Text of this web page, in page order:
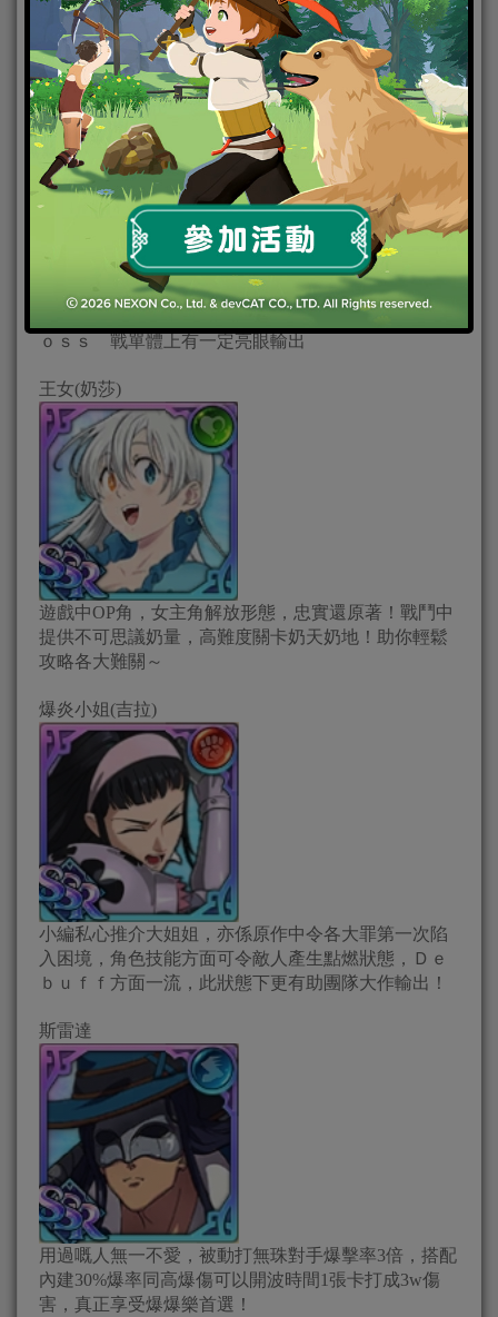
周回推圖全體攻擊，技能亦可以封殺對手使用技能，
ＰＶＰ 同 ＰＶＥ萬用角色
綠團長
大大力Full Counter！七罪團長！主角威能！在日後Ｂ
ｏｓｓ 戰單體上有一定亮眼輸出
王女(奶莎)
遊戲中OP角，女主角解放形態，忠實還原著！戰鬥中
提供不可思議奶量，高難度關卡奶天奶地！助你輕鬆
攻略各大難關～
爆炎小姐(吉拉)
小編私心推介大姐姐，亦係原作中令各大罪第一次陷
入困境，角色技能方面可令敵人產生點燃狀態，Ｄｅ
ｂｕｆｆ方面一流，此狀態下更有助團隊大作輸出！
斯雷達
用過嘅人無一不愛，被動打無珠對手爆擊率3倍，搭配
內建30%爆率同高爆傷可以開波時間1張卡打成3w傷
害，真正享受爆爆樂首選！